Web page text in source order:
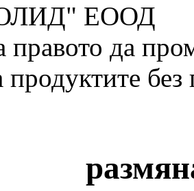
ЕООД
правото да
продуктите